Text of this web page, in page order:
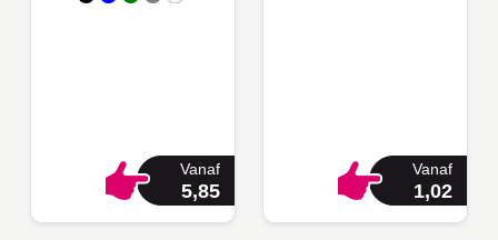
Vanaf
5,85
Vanaf
1,02